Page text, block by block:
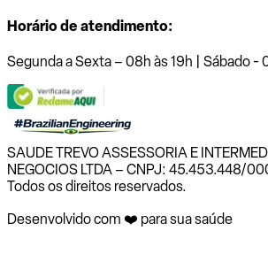
Horário de atendimento:
Segunda a Sexta – 08h às 19h | Sábado -
SAUDE TREVO ASSESSORIA E
NEGOCIOS LTDA – CNPJ: 45.453.448/
Todos os direitos reservados.
Desenvolvido com ❤️ para sua saúde